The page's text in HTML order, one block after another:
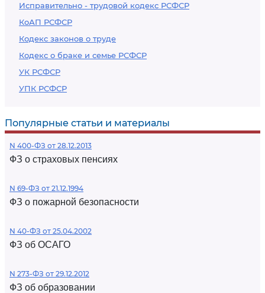
Исправительно - трудовой кодекс РСФСР
КоАП РСФСР
Кодекс законов о труде
Кодекс о браке и семье РСФСР
УК РСФСР
УПК РСФСР
Популярные статьи и материалы
N 400-ФЗ от 28.12.2013
ФЗ о страховых пенсиях
N 69-ФЗ от 21.12.1994
ФЗ о пожарной безопасности
N 40-ФЗ от 25.04.2002
ФЗ об ОСАГО
N 273-ФЗ от 29.12.2012
ФЗ об образовании